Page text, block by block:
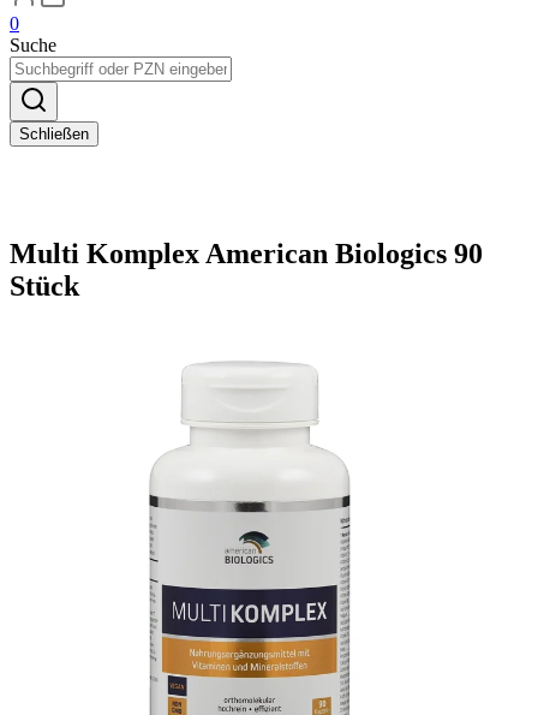
0
Suche
Schließen
Multi Komplex American Biologics 90
Stück